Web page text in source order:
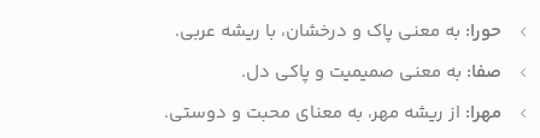
حورا: به معنی پاک و درخشان، با ریشه عربی.
صفا: به معنی صمیمیت و پاکی دل.
مهرا: از ریشه مهر، به معنای محبت و دوستی.